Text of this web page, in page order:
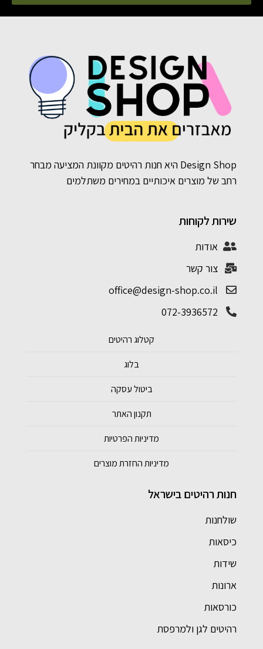
Design Shop היא חנות רהיטים מקוונת המציעה מבחר
רחב של מוצרים איכותיים במחירים משתלמים
שירות לקוחות
אודות
צור קשר
office@design-shop.co.il
072-3936572
קטלוג רהיטים
בלוג
ביטול עסקה
תקנון האתר
מדיניות הפרטיות
מדיניות החזרת מוצרים
חנות רהיטים בישראל
שולחנות
כיסאות
שידות
ארונות
כורסאות
רהיטים לגן ולמרפסת